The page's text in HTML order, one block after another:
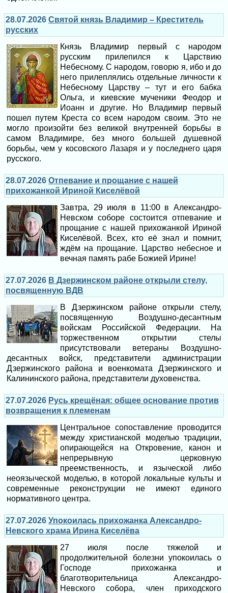
28.07.2026 Святой князь Владимир – Креститель
русских
Князь Владимир первый с народом
русским прилепился к Царствию
Небесному. С народом, говорю я, ибо и до
него прилеплялись отдельные личности к
Небесному Царству – тут и его бабка
Ольга, и киевские мученики Феодор и
Иоанн и другие. Но Владимир первый
пошел путем Креста со всем народом своим. Это не
могло произойти без великой внутренней борьбы в
самом Владимире, без много большей душевной
борьбы, чем у косовского Лазаря и у последнего царя
русского.
28.07.2026 Отпевание и прощание с нашей
прихожанкой Ириной Киселёвой
Завтра, 29 июля в 11:00 в Александро-
Невском соборе состоится отпевание и
прощание с нашей прихожанкой Ириной
Киселёвой. Всех, кто её знал и помнит,
ждём на прощание. Царство небесное и
вечная память рабе Божией Ирине!
27.07.2026 В Дзержинском районе открыли стелу,
посвященную ВДВ
В Дзержинском районе открыли стелу,
посвященную Воздушно-десантным
войскам Российской Федерации. На
торжественном открытии стелы
присутствовали ветераны Воздушно-
десантных войск, представители администрации
Дзержинского района и военкомата Дзержинского и
Калининского района, представители духовенства.
27.07.2026 Русь крещёная: общее основание против
возвращения к племенам
Центральное сопоставление проводится
между христианской моделью традиции,
опирающейся на Откровение, канон и
непрерывную церковную
преемственность, и языческой либо
неоязыческой моделью, в которой локальные культы и
современные реконструкции не имеют единого
нормативного центра.
27.07.2026 Упокоилась прихожанка Александро-
Невского храма Ирина Киселёва
27 июля после тяжелой и
продолжительной болезни упокоилась о
Господе прихожанка и
благотворительница Александро-
Невского собора, член приходского